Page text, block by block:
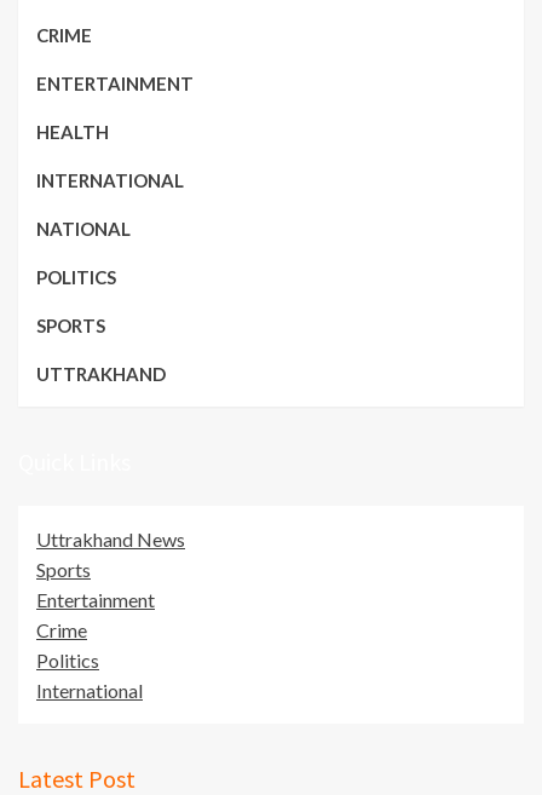
CRIME
ENTERTAINMENT
HEALTH
INTERNATIONAL
NATIONAL
POLITICS
SPORTS
UTTRAKHAND
Uttrakhand News
Sports
Entertainment
Crime
Politics
International
Latest Post